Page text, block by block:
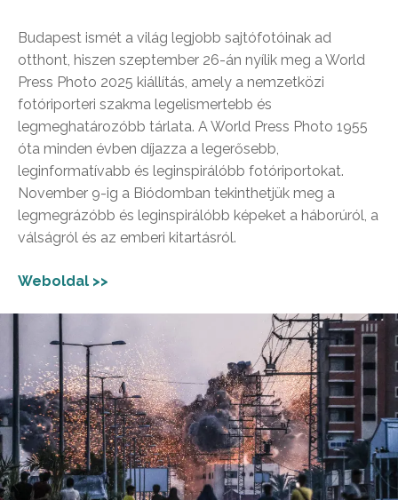
Budapest ismét a világ legjobb sajtófotóinak ad
otthont, hiszen szeptember 26-án nyílik meg a World
Press Photo 2025 kiállítás, amely a nemzetközi
fotóriporteri szakma legelismertebb és
legmeghatározóbb tárlata. A World Press Photo 1955
óta minden évben díjazza a legerősebb,
leginformatívabb és leginspirálóbb fotóriportokat.
November 9-ig a Biódomban tekinthetjük meg a
legmegrázóbb és leginspirálóbb képeket a háborúról, a
válságról és az emberi kitartásról.
Weboldal >>